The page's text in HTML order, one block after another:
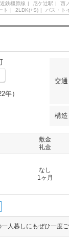
近鉄橿原線 尼ケ辻駅 西
ト 2LDK(+S) バス・ト
交通
年）
構造
敷金
礼金
なし
1ヶ月